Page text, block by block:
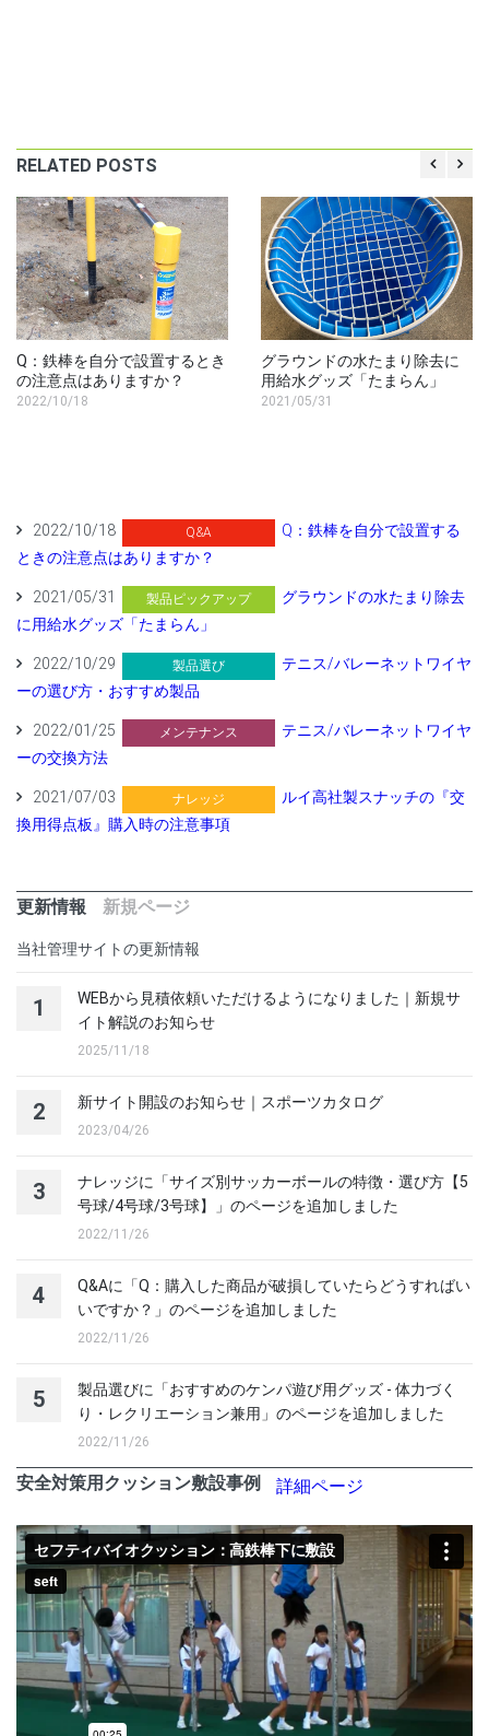
RELATED POSTS
Q：鉄棒を自分で設置するとき
の注意点はありますか？
2022/10/18
グラウンドの水たまり除去に
用給水グッズ「たまらん」
2021/05/31
2022/10/18 Q&A
Q：鉄棒を自分で設置する
ときの注意点はありますか？
2021/05/31 製品ピックアップ
グラウンドの水たまり除去
に用給水グッズ「たまらん」
2022/10/29 製品選び
テニス/バレーネットワイヤ
ーの選び方・おすすめ製品
2022/01/25 メンテナンス
テニス/バレーネットワイヤ
ーの交換方法
2021/07/03 ナレッジ
ルイ高社製スナッチの『交
換用得点板』購入時の注意事項
更新情報 新規ページ
当社管理サイトの更新情報
1
WEBから見積依頼いただけるようになりました｜新規サ
イト解説のお知らせ
2025/11/18
2 新サイト開設のお知らせ｜スポーツカタログ
2023/04/26
3
ナレッジに「サイズ別サッカーボールの特徴・選び方【5
号球/4号球/3号球】」のページを追加しました
2022/11/26
4
Q&Aに「Q：購入した商品が破損していたらどうすればい
いですか？」のページを追加しました
2022/11/26
5
製品選びに「おすすめのケンパ遊び用グッズ - 体力づく
り・レクリエーション兼用」のページを追加しました
2022/11/26
安全対策用クッション敷設事例 詳細ページ